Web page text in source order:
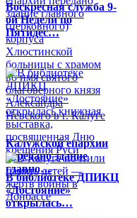
Воскресная служба 9-
ой Недели по
Пятидес…
Калужской епархии
передано здание
главно…
В библиотеке ДПИКЦ
«Достояние»
открылась…